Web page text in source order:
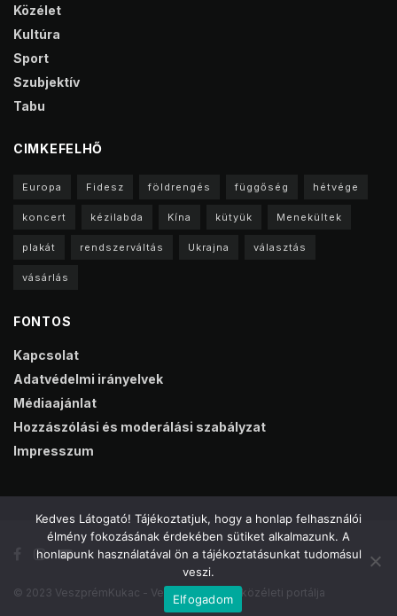
Közélet
Kultúra
Sport
Szubjektív
Tabu
CIMKEFELHŐ
Europa Fidesz földrengés függőség hétvége
koncert kézilabda Kína kütyük Menekültek
plakát rendszerváltás Ukrajna választás
vásárlás
FONTOS
Kapcsolat
Adatvédelmi irányelvek
Médiaajánlat
Hozzászólási és moderálási szabályzat
Impresszum
© 2023 VeszprémKukac - Veszprém online közéleti portálja
Kedves Látogató! Tájékoztatjuk, hogy a honlap felhasználói
élmény fokozásának érdekében sütiket alkalmazunk. A
honlapunk használatával ön a tájékoztatásunkat tudomásul
veszi.
Elfogadom